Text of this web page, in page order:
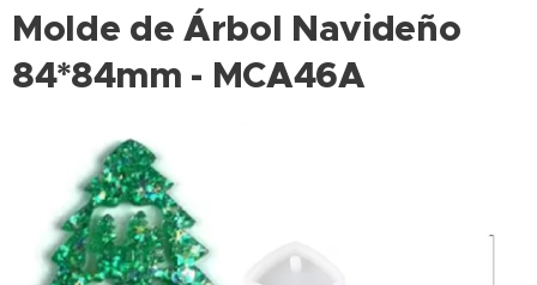
Molde de Árbol Navideño
84*84mm - MCA46A